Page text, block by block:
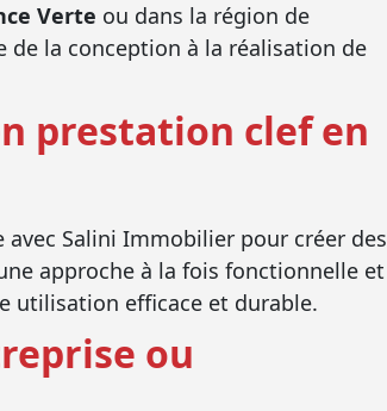
Verte ou dans la région de
de la conception à la réalisation de
prestation clef en
Salini Immobilier pour créer des
approche à la fois fonctionnelle et
utilisation efficace et durable.
ou